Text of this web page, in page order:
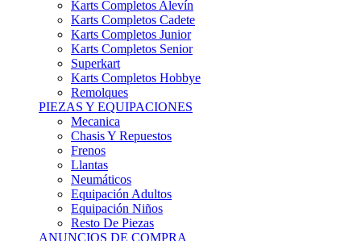
Karts Completos Junior
Karts Completos Senior
Superkart
Karts Completos Hobbye
Remolques
PIEZAS Y EQUIPACIONES
Mecanica
Chasis Y Repuestos
Frenos
Llantas
Neumáticos
Equipación Adultos
Equipación Niños
Resto De Piezas
ANUNCIOS DE COMPRA
Compra De Karts